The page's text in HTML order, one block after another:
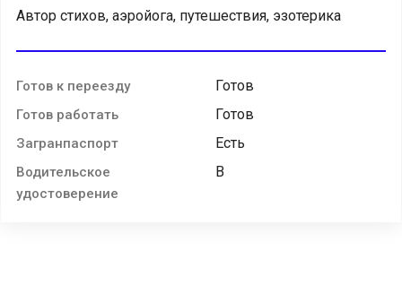
Автор стихов, аэройога, путешествия, эзотерика
Готов к переезду Готов
Готов работать Готов
Загранпаспорт Есть
Водительское
удостоверение
B